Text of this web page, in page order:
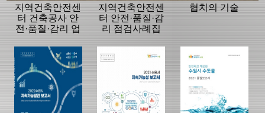
지역건축안전센
터 건축공사 안
전·품질·감리 업
지역건축안전센
터 안전·품질·감
리 점검사례집
협치의 기술